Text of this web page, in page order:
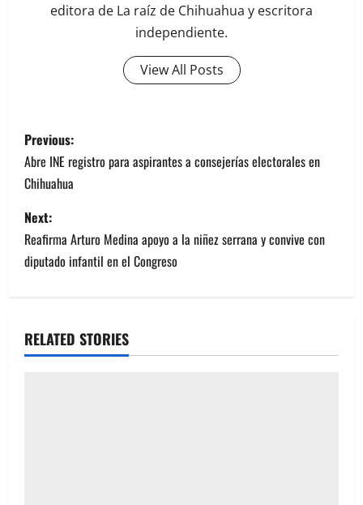
editora de La raíz de Chihuahua y escritora
independiente.
View All Posts
P
o
s
t
n
v
Previous:
Abre INE registro para aspirantes a consejerías electorales en
Chihuahua
Next:
Reafirma Arturo Medina apoyo a la niñez serrana y convive con
diputado infantil en el Congreso
RELATED STORIES